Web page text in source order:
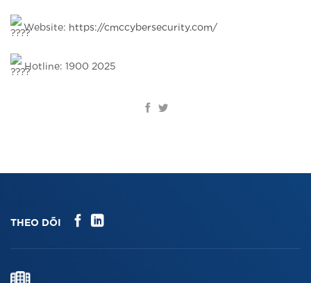
Website: https://cmccybersecurity.com/
Hotline: 1900 2025
THEO DÕI